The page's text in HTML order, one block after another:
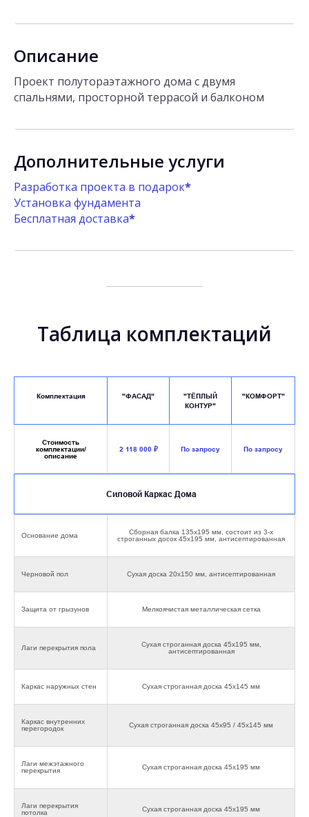
Описание
Проект полутораэтажного дома с двумя
спальнями, просторной террасой и балконом
Дополнительные услуги
Разработка проекта в подарок*
Установка фундамента
Бесплатная доставка*
Таблица комплектаций
Комплектация "ФАСАД"
"ТЁПЛЫЙ
КОНТУР"
"КОМФОРТ"
Cтоимость
комплектации/
описание
2 118 000 ₽ По запросу По запросу
Силовой Каркас Дома
Основание дома
Сборная балка 135х195 мм, состоит из 3-х
строганных досок 45х195 мм, антисептированная
Черновой пол Сухая доска 20х150 мм, антисептированная
Защита от грызунов Мелкоячистая металлическая сетка
Лаги перекрытия пола
Сухая строганная доска 45х195 мм,
антисептированная
Каркас наружных стен Сухая строганная доска 45х145 мм
Каркас внутренних
перегородок
Сухая строганная доска 45х95 / 45х145 мм
Лаги межэтажного
перекрытия
Сухая строганная доска 45х195 мм
Лаги перекрытия
потолка
Сухая строганная доска 45х195 мм